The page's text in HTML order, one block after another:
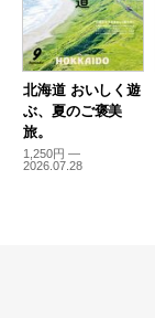
北海道 おいしく遊
ぶ、夏のご褒美
旅。
1,250円 —
2026.07.28